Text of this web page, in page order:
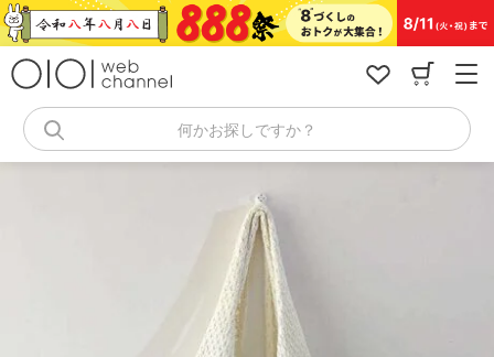
コ
ン
キ
何かお探しですか？